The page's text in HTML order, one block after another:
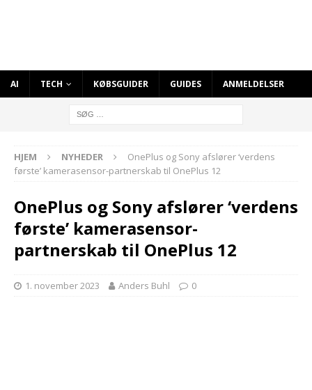
AI TECH KØBSGUIDER GUIDES ANMELDELSER
HJEM NYHEDER
OnePlus og Sony afslører ‘verdens
første’ kamerasensor-partnerskab til OnePlus 12
OnePlus og Sony afslører ‘verdens
første’ kamerasensor-
partnerskab til OnePlus 12
1. november 2023 Anders Buhl 0